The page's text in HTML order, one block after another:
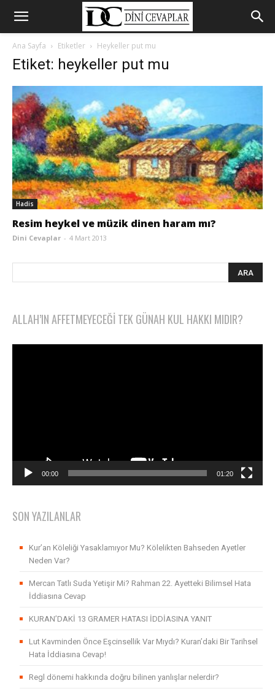
Ana Sayfa Etiketler Heykeller put mu
Etiket: heykeller put mu
Hadis
Resim heykel ve müzik dinen haram mı?
Dini Cevaplar - 4 Mart 2013
ALLAH’IN AFFETMEYECEĞI TEK GÜNAH KUL HAKKI MIDIR?
00:00 01:20
SON YAZILANLAR
Kur’an Köleliği Yasaklamıyor Mu? Kölelikten Bahseden Ayetler
Neden Var?
Mercan Tatlı Suda Yetişir Mi? Rahman 22. Ayetteki Bilimsel Hata
İddiasına Cevap
KURAN’DAKİ 13 GRAMER HATASI İDDİASINA YANIT
Lut Kavminden Önce Eşcinsellik Var Mıydı? Kuran’daki Bir Tarihsel
Hata İddiasına Cevap!
Regl dönemi hakkında doğru bilinen yanlışlar nelerdir?